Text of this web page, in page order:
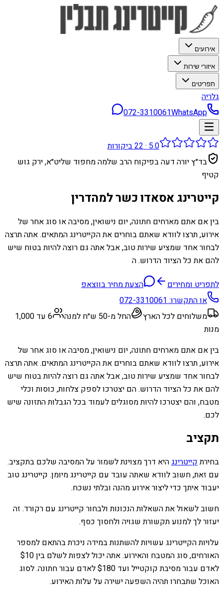
אירועים
איזורי שירות
תפריטים
גלריה
072-3310061WhatsApp
5.0
·
22ביקורות
בד״ץ יורה דעה בפיקוח הרב שלמה מחפוד שליט״א, ירק גוש
קטיף
קייטרינג אסאדו כשר למהדרין
בין אם אתם מארחים חתונה, יום נישואין, מסיבה או סוג אחר של
אירוע, תרצו לוודא שאתם בוחרים את הקייטרינג המתאים. אתה תרצה
לבחור אחד שמציע שירות טוב, אבל אתה גם רוצה להיות בטוח שיש
להם את כל הציוד הדרוש. ה
לתפריט ומחירים
הצעת מחיר בווצאפ
או התקשרו:072-3310061
משלוחים לכל הארץ
החל מ-50 ש״ח למנה
6 עד 1,000
מנות
בין אם אתם מארחים חתונה, יום נישואין, מסיבה או סוג אחר של
אירוע, תרצו לוודא שאתם בוחרים את הקייטרינג המתאים. אתה תרצה
לבחור אחד שמציע שירות טוב, אבל אתה גם רוצה להיות בטוח שיש
להם את כל הציוד הדרוש. הם יצטרכו לספק צלחות, כוסות וכלי
מטבח, והם יצטרכו להיות מסוגלים לעמוד בכל הגבלות התזונה שיש
לכם.
תקציב
בחירתקייטרינגהיא דרך מצוינת לשמור על המסיבה שלכם בתקציב.
עם זאת, חשוב לוודא שאתה עובד עם קייטרינג מיומן. קייטרינג טוב
יעבוד איתך כדי ליצור אירוע מהנה ובלתי נשכח.
חשוב לשאול את השאלות הנכונות ולבחור קייטרינג עם רקורד. זה
יעזור לך למנוע תקשורת שגויה ולחסוך כסף.
עלויות הקייטרינג עשויות להשתנות במידה ניכרת בהתאם למספר
האורחים, סוג המטבח והאירוע. אתה יכול לצפות לשלם בין $10
לאדם עבור מסיבת קוקטייל ועד $180 לאדם עבור חתונה. לסוג
האוכל שתבחרו תהיה השפעה ישירה על עלות האירוע.